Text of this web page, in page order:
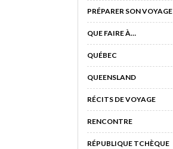
PRÉPARER SON VOYAGE
QUE FAIRE À…
QUÉBEC
QUEENSLAND
RÉCITS DE VOYAGE
RENCONTRE
RÉPUBLIQUE TCHÈQUE